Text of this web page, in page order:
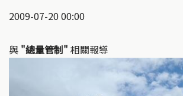
2009-07-20 00:00
與 "總量管制" 相關報導